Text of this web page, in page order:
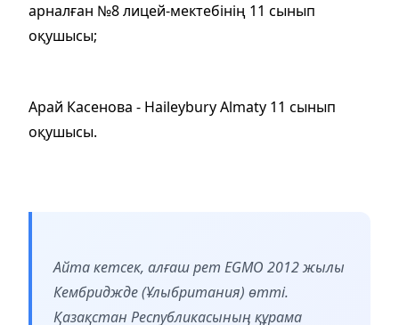
арналған №8 лицей-мектебінің 11 сынып
оқушысы;
Арай Касенова - Haileybury Almaty 11 сынып
оқушысы.
Айта кетсек, алғаш рет ЕGМО 2012 жылы
Кембриджде (Ұлыбритания) өтті.
Қазақстан Республикасының құрама